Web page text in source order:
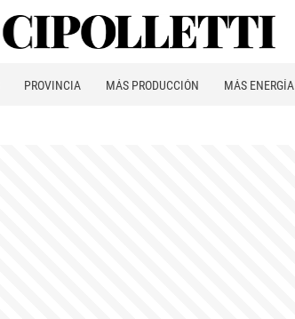
PROVINCIA MÁS PRODUCCIÓN MÁS ENERGÍA